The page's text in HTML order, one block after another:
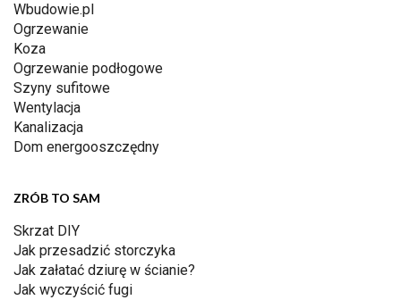
Wbudowie.pl
Ogrzewanie
Koza
Ogrzewanie podłogowe
Szyny sufitowe
Wentylacja
Kanalizacja
Dom energooszczędny
ZRÓB TO SAM
Skrzat DIY
Jak przesadzić storczyka
Jak załatać dziurę w ścianie?
Jak wyczyścić fugi